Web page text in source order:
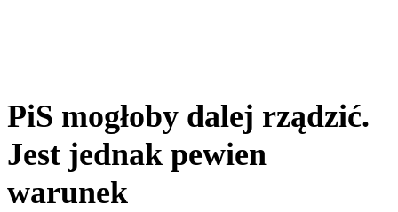
PiS mogłoby dalej rządzić.
Jest jednak pewien
warunek